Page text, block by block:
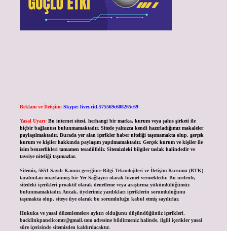
Reklam ve İletişim: Skype: live:.cid.575569c608265c69
Yasal Uyarı: Bu internet sitesi, herhangi bir marka, kurum veya şahıs şirketi ile
hiçbir bağlantısı bulunmamaktadır. Sitede yalnızca kendi hazırladığımız makaleler
paylaşılmaktadır. Burada yer alan içerikler haber niteliği taşımamakta olup, gerçek
kurum ve kişiler hakkında paylaşım yapılmamaktadır. Gerçek kurum ve kişiler ile
isim benzerlikleri tamamen tesadüfidir. Sitemizdeki bilgiler taslak halindedir ve
tavsiye niteliği taşımazlar.
Sitemiz, 5651 Sayılı Kanun gereğince Bilgi Teknolojileri ve İletişim Kurumu (BTK)
tarafından onaylanmış bir Yer Sağlayıcı olarak hizmet vermektedir. Bu nedenle,
sitedeki içerikleri proaktif olarak denetleme veya araştırma yükümlülüğümüz
bulunmamaktadır. Ancak, üyelerimiz yazdıkları içeriklerin sorumluluğunu
taşımakta olup, siteye üye olarak bu sorumluluğu kabul etmiş sayılırlar.
Hukuka ve yasal düzenlemelere aykırı olduğunu düşündüğünüz içerikleri,
backlinkpanelicomtr@gmail.comadresine bildirmeniz halinde, ilgili içerikler yasal
süre içerisinde sitemizden kaldırılacaktır.